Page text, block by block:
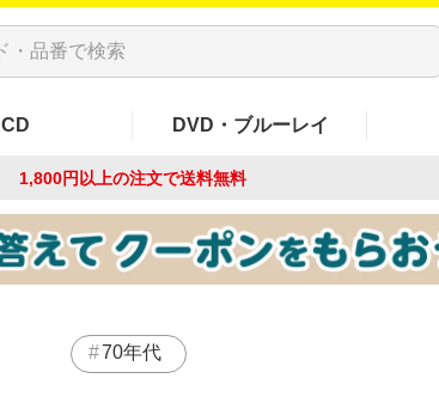
CD DVD・ブルーレイ
1,800円以上の注文で送料無料
70年代